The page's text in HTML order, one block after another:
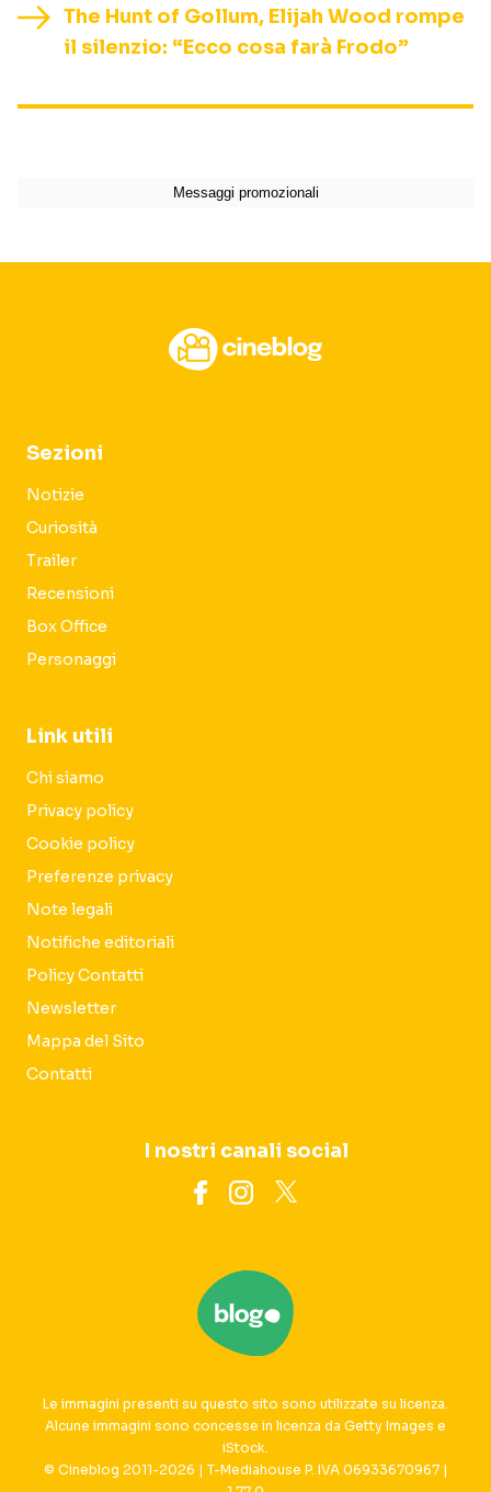
The Hunt of Gollum, Elijah Wood rompe
il silenzio: “Ecco cosa farà Frodo”
Sezioni
Notizie
Curiosità
Trailer
Recensioni
Box Office
Personaggi
Link utili
Chi siamo
Privacy policy
Cookie policy
Preferenze privacy
Note legali
Notifiche editoriali
Policy Contatti
Newsletter
Mappa del Sito
Contatti
I nostri canali social
Le immagini presenti su questo sito sono utilizzate su licenza.
Alcune immagini sono concesse in licenza da Getty Images e
iStock.
© Cineblog 2011-2026 | T-Mediahouse P. IVA 06933670967 |